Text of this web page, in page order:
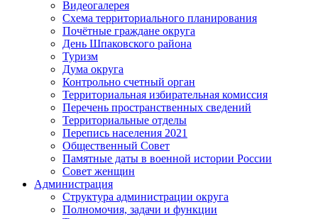
Видеогалерея
Схема территориального планирования
Почётные граждане округа
День Шпаковского района
Туризм
Дума округа
Контрольно счетный орган
Территориальная избирательная комиссия
Перечень пространственных сведений
Территориальные отделы
Перепись населения 2021
Общественный Совет
Памятные даты в военной истории России
Совет женщин
Администрация
Структура администрации округа
Полномочия, задачи и функции